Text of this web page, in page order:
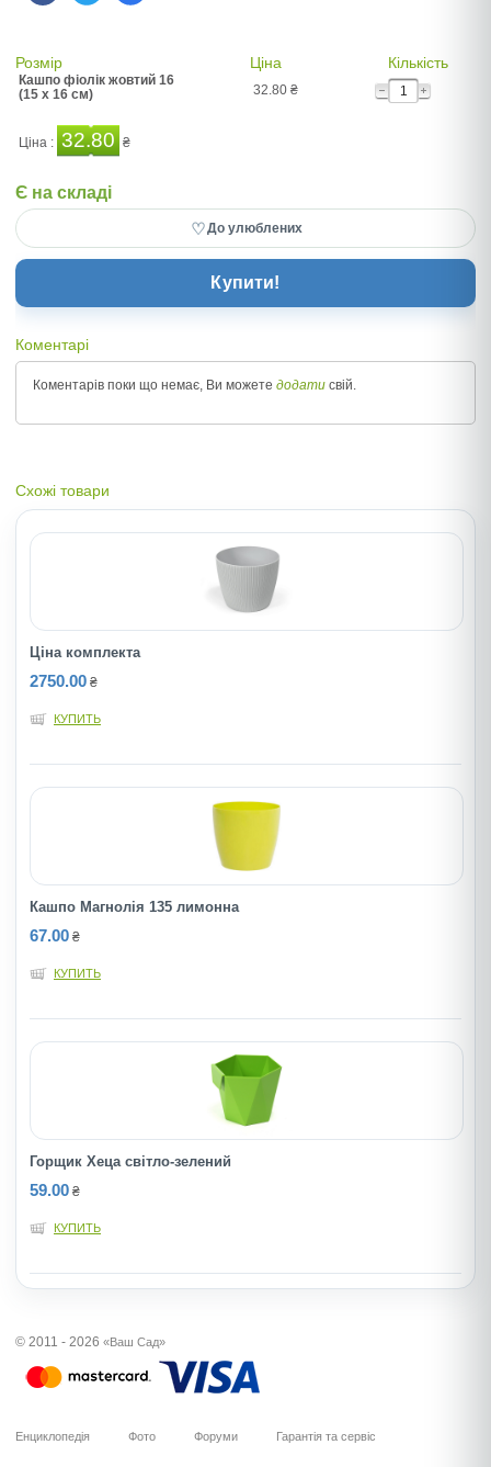
Розмір Ціна Кількість
Кашпо фіолік жовтий 16
(15 x 16 см)
32.80 ₴
Ціна : 32.80 ₴
Є на складі
♡До улюблених
Купити!
Коментарі
Коментарів поки що немає, Ви можете додати свій.
Схожі товари
Ціна комплекта
2750.00 ₴
КУПИТЬ
Кашпо Магнолія 135 лимонна
67.00 ₴
КУПИТЬ
Горщик Хеца світло-зелений
59.00 ₴
КУПИТЬ
© 2011 - 2026 «Ваш Сад»
Енциклопедія Фото Форуми Гарантія та сервіс